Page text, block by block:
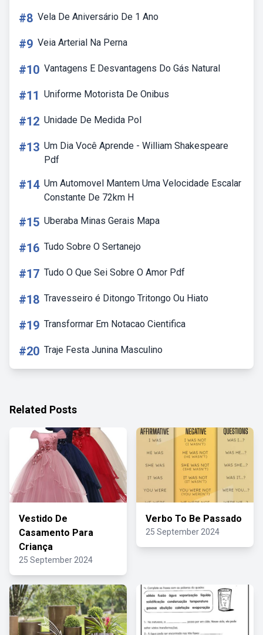
#8 Vela De Aniversário De 1 Ano
#9 Veia Arterial Na Perna
#10 Vantagens E Desvantagens Do Gás Natural
#11 Uniforme Motorista De Onibus
#12 Unidade De Medida Pol
#13 Um Dia Você Aprende - William Shakespeare
Pdf
#14 Um Automovel Mantem Uma Velocidade Escalar
Constante De 72km H
#15 Uberaba Minas Gerais Mapa
#16 Tudo Sobre O Sertanejo
#17 Tudo O Que Sei Sobre O Amor Pdf
#18 Travesseiro é Ditongo Tritongo Ou Hiato
#19 Transformar Em Notacao Cientifica
#20 Traje Festa Junina Masculino
Related Posts
Vestido De
Casamento Para
Criança
25 September 2024
Verbo To Be Passado
25 September 2024